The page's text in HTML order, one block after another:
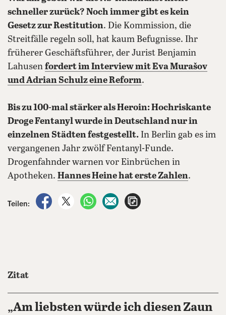
schneller zurück? Noch immer gibt es kein
Gesetz zur Restitution. Die Kommission, die
Streitfälle regeln soll, hat kaum Befugnisse. Ihr
früherer Geschäftsführer, der Jurist Benjamin
Lahusen fordert im Interview mit Eva Murašov
und Adrian Schulz eine Reform.
Bis zu 100-mal stärker als Heroin: Hochriskante
Droge Fentanyl wurde in Deutschland nur in
einzelnen Städten festgestellt. In Berlin gab es im
vergangenen Jahr zwölf Fentanyl-Funde.
Drogenfahnder warnen vor Einbrüchen in
Apotheken. Hannes Heine hat erste Zahlen.
Teilen:
auf Facebook teilen
auf X teilenper WhatsApp teilen
per E-Mail teilen
Zitat
„Am liebsten würde ich diesen Zaun